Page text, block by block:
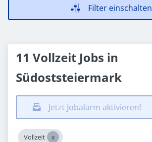
Filter einschalten
11 Vollzeit Jobs in
Südoststeiermark
Jetzt Jobalarm aktivieren!
Vollzeit